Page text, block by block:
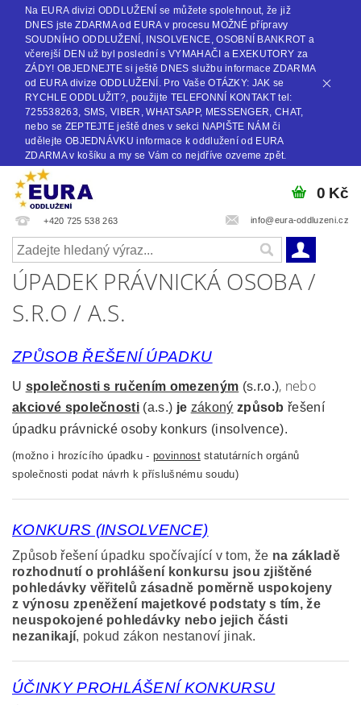
Na EURA divizi ODDLUŽENÍ se můžete spolehnout, že již
DNES jste ZDARMA od EURA v procesu MOŽNÉ přípravy
SOUDNÍHO ODDLUŽENÍ, INSOLVENCE, OSOBNÍ BANKROT a
včerejší DEN už byl poslední s VYMAHAČI a EXEKUTORY za
ZÁDY! OBJEDNEJTE si ještě DNES službu informace ZDARMA
od EURA divize ODDLUŽENÍ. Pro Vaše OTÁZKY: JAK se
RYCHLE ODDLUŽIT?, použijte TELEFONNÍ KONTAKT tel:
725538263, SMS, VIBER, WHATSAPP, MESSENGER, CHAT,
nebo se ZEPTEJTE ještě dnes v sekci NAPIŠTE NÁM či
udělejte OBJEDNÁVKU informace k oddlužení od EURA
ZDARMA v košíku a my se Vám co nejdříve ozveme zpět.
+420 725 538 263 info@eura-oddluzeni.cz
0 Kč
ÚPADEK PRÁVNICKÁ OSOBA /
S.R.O / A.S.
ZPŮSOB ŘEŠENÍ ÚPADKU
U společnosti s ručením omezeným (s.r.o.), nebo
akciové společnosti (a.s.) je zákoný způsob řešení
úpadku právnické osoby konkurs (insolvence).
(možno i hrozícího úpadku - povinnoststatutárních orgánů
společnosti podat návrh k příslušnému soudu)
KONKURS (INSOLVENCE)
Způsob řešení úpadku spočívající v tom, že na základě
rozhodnutí o prohlášení konkursu jsou zjištěné
pohledávky věřitelů zásadně poměrně uspokojeny
z výnosu zpeněžení majetkové podstaty s tím, že
neuspokojené pohledávky nebo jejich části
nezanikají, pokud zákon nestanoví jinak.
ÚČINKY PROHLÁŠENÍ KONKURSU